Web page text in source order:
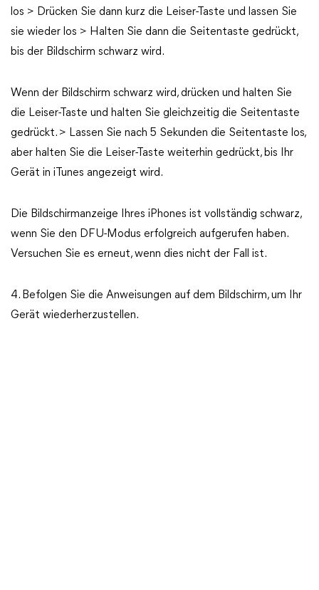
los > Drücken Sie dann kurz die Leiser-Taste und lassen Sie
sie wieder los > Halten Sie dann die Seitentaste gedrückt,
bis der Bildschirm schwarz wird.
Wenn der Bildschirm schwarz wird, drücken und halten Sie
die Leiser-Taste und halten Sie gleichzeitig die Seitentaste
gedrückt. > Lassen Sie nach 5 Sekunden die Seitentaste los,
aber halten Sie die Leiser-Taste weiterhin gedrückt, bis Ihr
Gerät in iTunes angezeigt wird.
Die Bildschirmanzeige Ihres iPhones ist vollständig schwarz,
wenn Sie den DFU-Modus erfolgreich aufgerufen haben.
Versuchen Sie es erneut, wenn dies nicht der Fall ist.
4. Befolgen Sie die Anweisungen auf dem Bildschirm, um Ihr
Gerät wiederherzustellen.